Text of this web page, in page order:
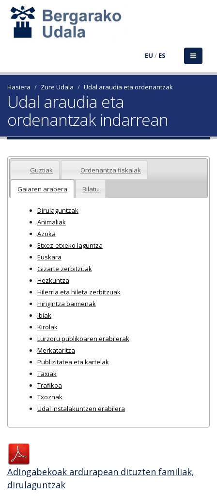
EU / ES
Hasiera Zure Udala Udal araudia eta ordenantzak
Udal araudia eta
ordenantzak indarrean
Guztiak Ordenantza fiskalak
Gaiaren arabera Bilatu
Dirulaguntzak
Animaliak
Azoka
Etxez-etxeko laguntza
Euskara
Gizarte zerbitzuak
Hezkuntza
Hilerria eta hileta zerbitzuak
Hirigintza baimenak
Ibiak
Kirolak
Lurzoru publikoaren erabilerak
Merkataritza
Publizitatea eta kartelak
Taxiak
Trafikoa
Txoznak
Udal instalakuntzen erabilera
Adingabekoak ardurapean dituzten familiak,
dirulaguntzak